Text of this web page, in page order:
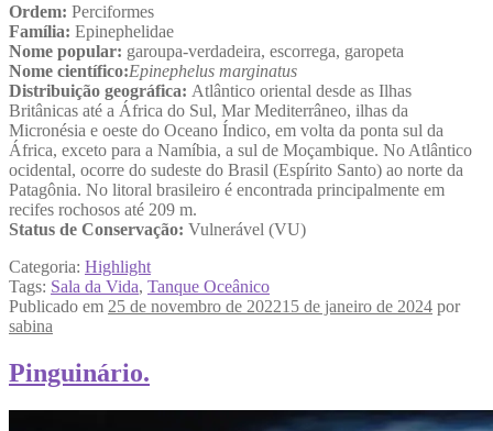
Ordem: Perciformes
Família: Epinephelidae
Nome popular: garoupa-verdadeira, escorrega, garopeta
Nome científico:Epinephelus marginatus
Distribuição geográfica: Atlântico oriental desde as Ilhas
Britânicas até a África do Sul, Mar Mediterrâneo, ilhas da
Micronésia e oeste do Oceano Índico, em volta da ponta sul da
África, exceto para a Namíbia, a sul de Moçambique. No Atlântico
ocidental, ocorre do sudeste do Brasil (Espírito Santo) ao norte da
Patagônia. No litoral brasileiro é encontrada principalmente em
recifes rochosos até 209 m.
Status de Conservação: Vulnerável (VU)
Categoria: Highlight
Tags: Sala da Vida, Tanque Oceânico
Publicado em 25 de novembro de 202215 de janeiro de 2024 por
sabina
Pinguinário.